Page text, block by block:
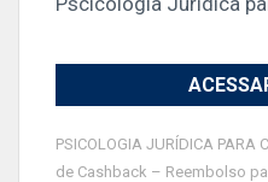
PSICOLOGIA JURÍDICA PARA
de Cashback – Reembolso